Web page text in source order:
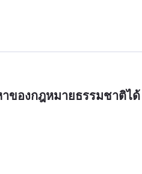
ของกฎหมายธรรมชาติได้